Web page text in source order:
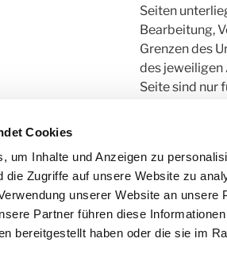
Cookies
um Inhalte und Anzeigen zu
die Zugriffe auf unsere Website zu
unserer Website an unsere
Partner führen diese
bereitgestellt haben oder die sie im
Seiten
Bearbeitung,
Grenzen des
des jeweiligen
Seite sind nur
Soweit die
Inhalte Dritter
werden wir
Quelle: